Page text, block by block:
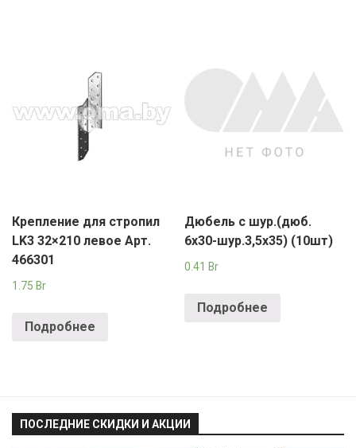
Крепление для стропил
LK3 32×210 левое Арт.
466301
1.75 Br
Подробнее
Дюбель с шур.(дюб.
6х30-шур.3,5х35) (10шт)
0.41Br
Подробнее
ПОСЛЕДНИЕ СКИДКИ И АКЦИИ